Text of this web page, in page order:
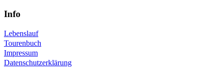
Info
Lebenslauf
Tourenbuch
Impressum
Datenschutzerklärung